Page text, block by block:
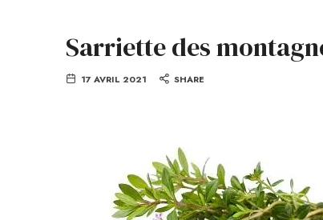
Sarriette des
17 AVRIL 2021 SHARE